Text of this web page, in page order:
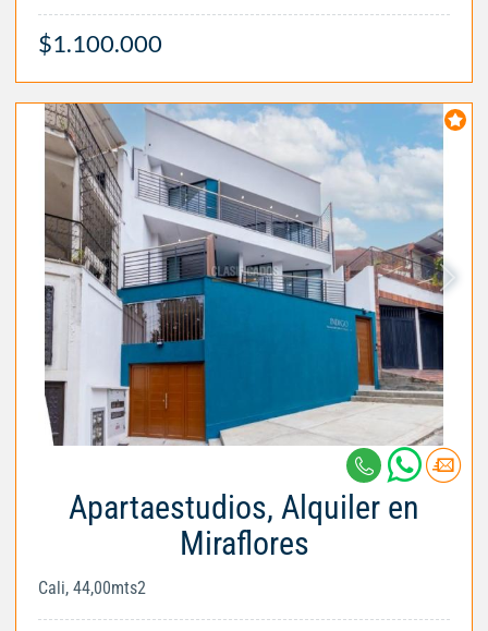
$1.100.000
Apartaestudios, Alquiler en
Miraflores
Cali, 44,00mts2